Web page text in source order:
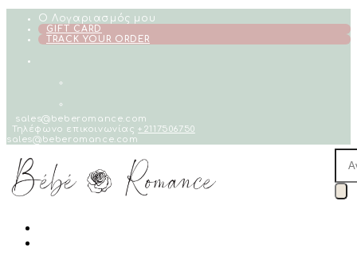
Skip
content
Ο Λογαριασμός μου
GIFT CARD
TRACK YOUR ORDER
sales@beberomance.com
Τηλέφωνο επικοινωνίας+2117506750
sales@beberomance.com